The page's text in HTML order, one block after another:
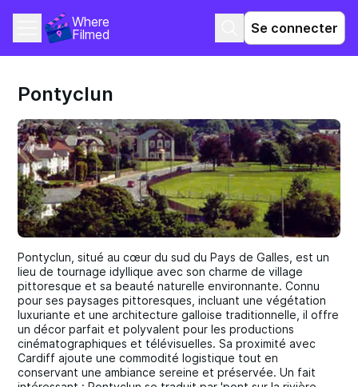
Where
Filmed
Se connecter
Pontyclun
Pontyclun, situé au cœur du sud du Pays de Galles, est un
lieu de tournage idyllique avec son charme de village
pittoresque et sa beauté naturelle environnante. Connu
pour ses paysages pittoresques, incluant une végétation
luxuriante et une architecture galloise traditionnelle, il offre
un décor parfait et polyvalent pour les productions
cinématographiques et télévisuelles. Sa proximité avec
Cardiff ajoute une commodité logistique tout en
conservant une ambiance sereine et préservée. Un fait